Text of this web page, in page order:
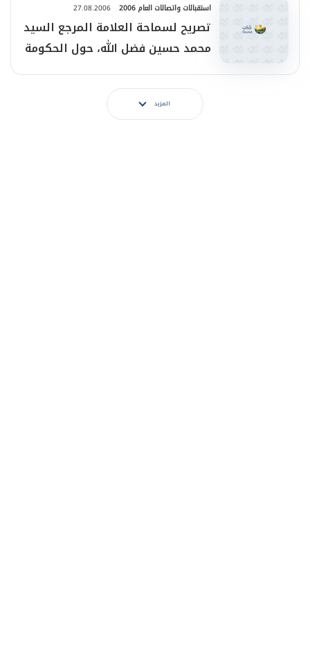
استقبالات واتصالات العام 2006 27.08.2006
تصريح لسماحة العلامة المرجع السيد
محمد حسين فضل الله، حول الحكومة
بعد العدوان
المزيد